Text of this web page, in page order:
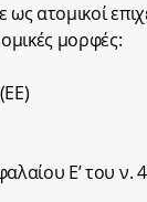
ατομικοί
μορφές:
Ε’ του ν.